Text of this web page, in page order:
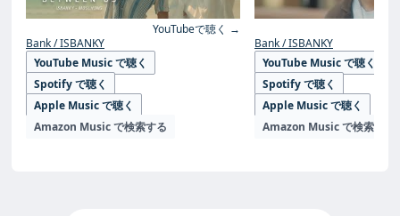
YouTubeで聴く →
Bank / ISBANKY
YouTube Music で聴く
Spotify で聴く
Apple Music で聴く
Amazon Music で検索する
Bank / ISBANKY
YouTube Music で聴く
Spotify で聴く
Apple Music で聴く
Amazon Music で検索する